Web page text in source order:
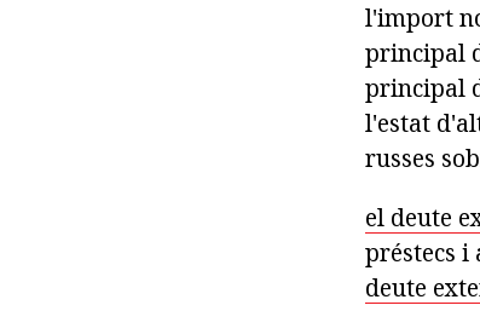
l'import
principal
principal
l'estat
russes
el deute
préstecs i
deute